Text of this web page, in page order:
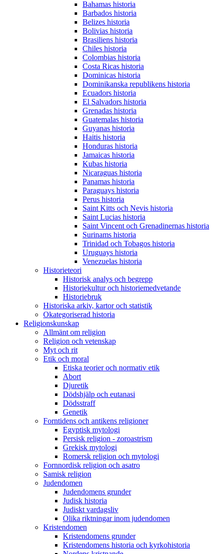
Bahamas historia
Barbados historia
Belizes historia
Bolivias historia
Brasiliens historia
Chiles historia
Colombias historia
Costa Ricas historia
Dominicas historia
Dominikanska republikens historia
Ecuadors historia
El Salvadors historia
Grenadas historia
Guatemalas historia
Guyanas historia
Haitis historia
Honduras historia
Jamaicas historia
Kubas historia
Nicaraguas historia
Panamas historia
Paraguays historia
Perus historia
Saint Kitts och Nevis historia
Saint Lucias historia
Saint Vincent och Grenadinernas historia
Surinams historia
Trinidad och Tobagos historia
Uruguays historia
Venezuelas historia
Historieteori
Historisk analys och begrepp
Historiekultur och historiemedvetande
Historiebruk
Historiska arkiv, kartor och statistik
Okategoriserad historia
Religionskunskap
Allmänt om religion
Religion och vetenskap
Myt och rit
Etik och moral
Etiska teorier och normativ etik
Abort
Djuretik
Dödshjälp och eutanasi
Dödsstraff
Genetik
Forntidens och antikens religioner
Egyptisk mytologi
Persisk religion - zoroastrism
Grekisk mytologi
Romersk religion och mytologi
Fornnordisk religion och asatro
Samisk religion
Judendomen
Judendomens grunder
Judisk historia
Judiskt vardagsliv
Olika riktningar inom judendomen
Kristendomen
Kristendomens grunder
Kristendomens historia och kyrkohistoria